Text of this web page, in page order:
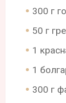
300 г
50 г
1
1
300 г